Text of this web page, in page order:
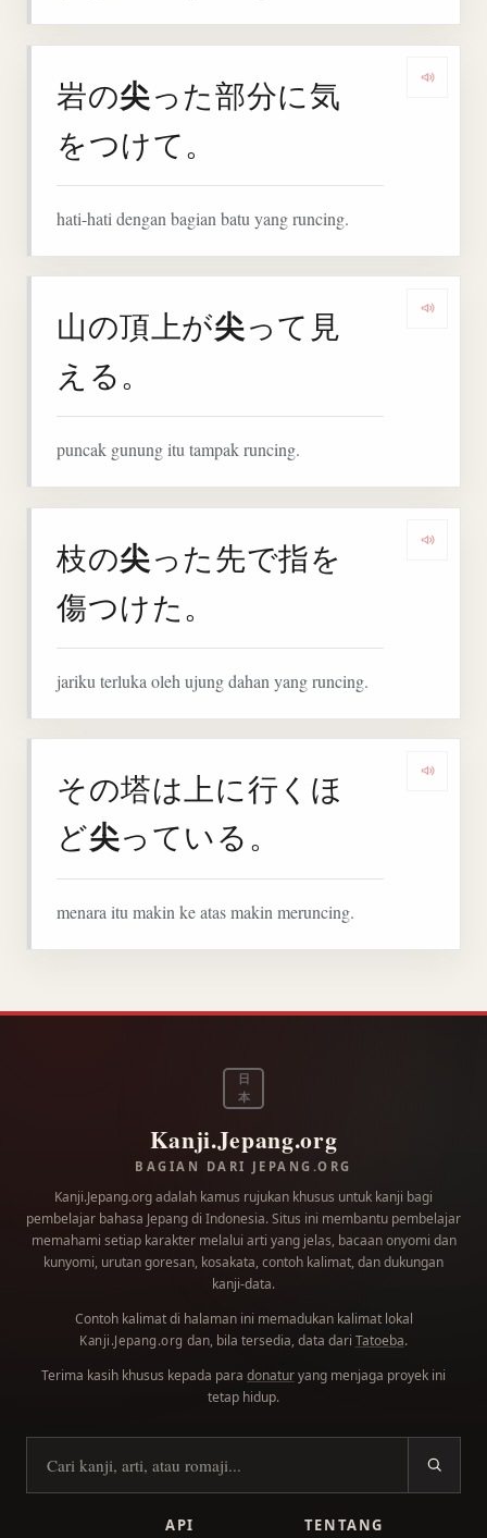
岩の尖った部分に気
をつけて。
hati-hati dengan bagian batu yang runcing.
山の頂上が尖って見
える。
puncak gunung itu tampak runcing.
枝の尖った先で指を
傷つけた。
jariku terluka oleh ujung dahan yang runcing.
その塔は上に行くほ
ど尖っている。
menara itu makin ke atas makin meruncing.
日
本
Kanji.Jepang.org
BAGIAN DARI JEPANG.ORG
Kanji.Jepang.org adalah kamus rujukan khusus untuk kanji bagi
pembelajar bahasa Jepang di Indonesia. Situs ini membantu pembelajar
memahami setiap karakter melalui arti yang jelas, bacaan onyomi dan
kunyomi, urutan goresan, kosakata, contoh kalimat, dan dukungan
kanji-data.
Contoh kalimat di halaman ini memadukan kalimat lokal
Kanji.Jepang.org dan, bila tersedia, data dari Tatoeba.
Terima kasih khusus kepada para donaturyang menjaga proyek ini
tetap hidup.
Cari kanji
API TENTANG